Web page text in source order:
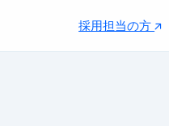
採用担当の方